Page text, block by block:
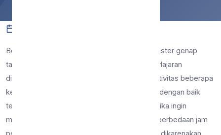
Berikut adalah
jam pelajaran pada semester genap
tahun pelajaran 2022/2023. Perubahan jam perlajaran
dikarenakan menyesuaikan efisiensi dan efektivitas beberapa
kegiatan rutin di sekolah. Mohon diperhatikan dengan baik
terutama bagi orang tua/wali peserta didik ketika ingin
menjemput putra-putri tercintanya. Terdapat perbedaan jam